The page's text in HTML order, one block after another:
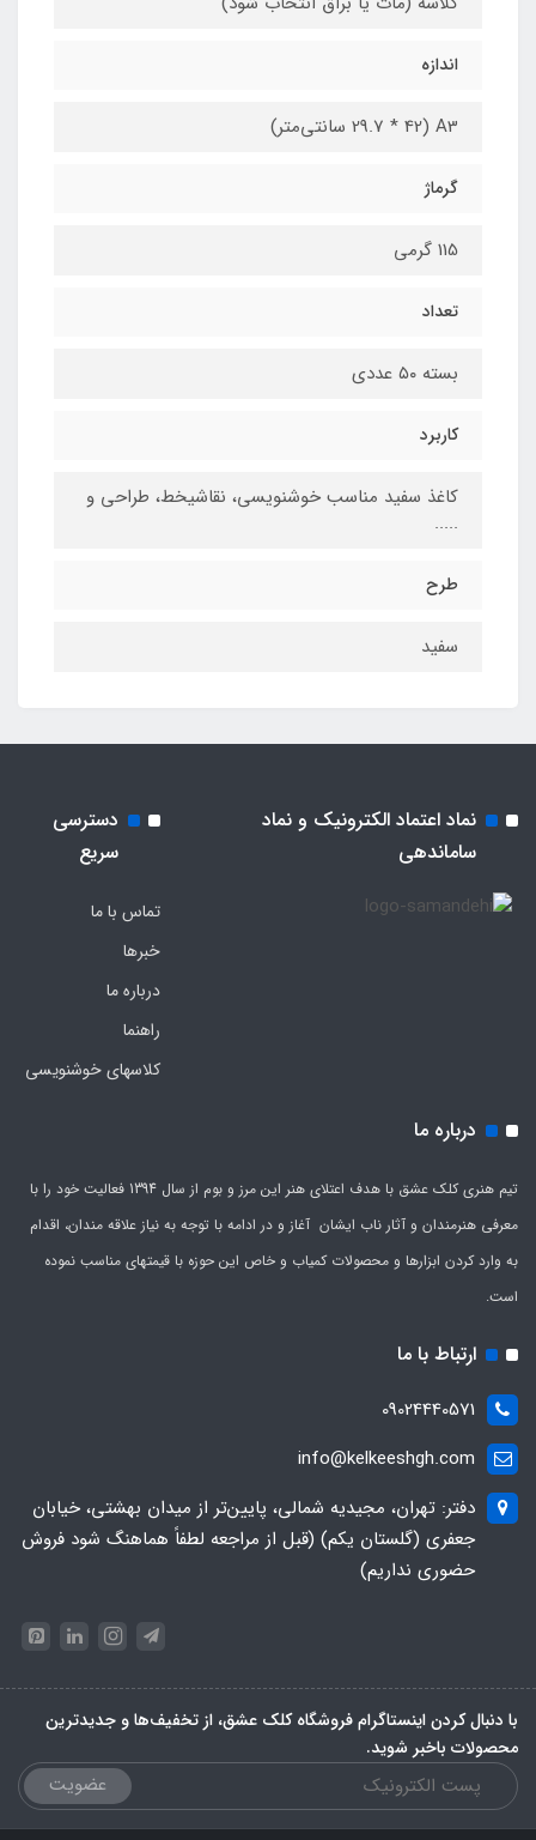
اندازه
A3 (29.7 * 42 سانتی‌متر)
گرماژ
115 گرمی
تعداد
بسته ۵۰ عددی
کاربرد
کاغذ سفید مناسب خوشنویسی، نقاشیخط، طراحی و
.....
طرح
سفید
نماد اعتماد الکترونیک و نماد
ساماندهی
دسترسی
سریع
تماس با ما
خبرها
درباره ما
راهنما
کلاسهای خوشنویسی
درباره ما
تیم هنری کلک عشق با هدف اعتلای هنر این مرز و بوم از سال 1394 فعالیت خود را با
معرفی هنرمندان و آثار ناب ایشان آغاز و در ادامه با توجه به نیاز علاقه مندان، اقدام
به وارد کردن ابزارها و محصولات کمیاب و خاص این حوزه با قیمتهای مناسب نموده
است.
ارتباط با ما
09024440571
info@kelkeeshgh.com
دفتر: تهران، مجیدیه شمالی، پایین‌تر از میدان بهشتی، خیابان
جعفری (گلستان یکم) (قبل از مراجعه لطفاً هماهنگ شود فروش
حضوری نداریم)
با دنبال کردن اینستاگرام فروشگاه کلک عشق، از تخفیف‌ها و جدیدترین‌
محصولات باخبر شوید.
عضویت